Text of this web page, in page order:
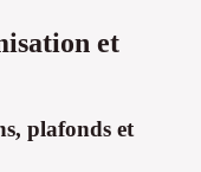
et
plafonds et